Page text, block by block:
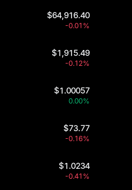
$64,916.40
-0.01%
$1,915.49
-0.12%
$1.00057
0.00%
$73.77
-0.16%
$1.0234
-0.41%